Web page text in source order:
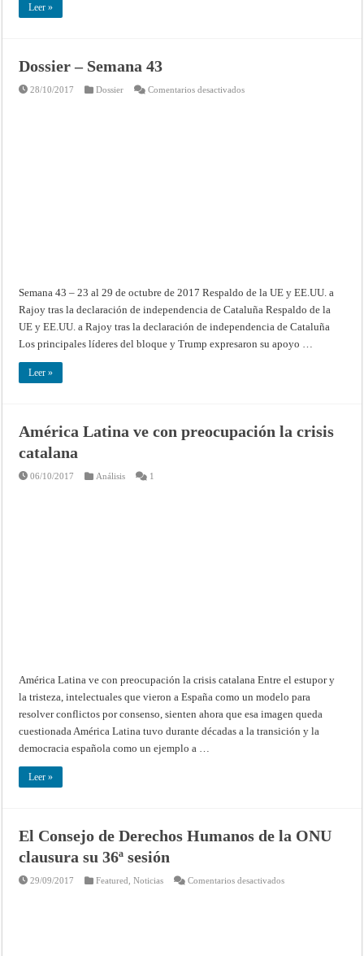
Leer »
Dossier – Semana 43
28/10/2017 Dossier Comentarios desactivadosen
Semana 43 – 23 al 29 de octubre de 2017 Respaldo de la UE y EE.UU. a
Rajoy tras la declaración de independencia de Cataluña Respaldo de la
UE y EE.UU. a Rajoy tras la declaración de independencia de Cataluña
Los principales líderes del bloque y Trump expresaron su apoyo …
Leer »
América Latina ve con preocupación la crisis
catalana
06/10/2017 Análisis 1
América Latina ve con preocupación la crisis catalana Entre el estupor y
la tristeza, intelectuales que vieron a España como un modelo para
resolver conflictos por consenso, sienten ahora que esa imagen queda
cuestionada América Latina tuvo durante décadas a la transición y la
democracia española como un ejemplo a …
Leer »
El Consejo de Derechos Humanos de la ONU
clausura su 36ª sesión
29/09/2017 Featured ,Noticias Comentarios desactivadosen